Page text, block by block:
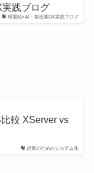
現場知×AI：製造業DX実践ブログ
践ブログ
起業のためのシステム化
較 XServer vs